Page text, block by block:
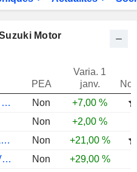
Motor
PEA
Varia. 1
janv.
GLOBALACCESS JAPAN M DIS JPY
Non
+7,00 %
Non
+2,00 %
COMGEST GR INDIA USD ACC
Non
+21,00 %
HECTOR SICAV - MOBILINVEST
Non
+29,00 %